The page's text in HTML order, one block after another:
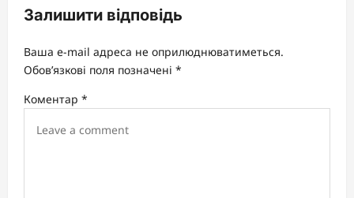
g
a
t
i
Залишити відповідь
Ваша e-mail адреса не оприлюднюватиметься.
Обов’язкові поля позначені *
Коментар *